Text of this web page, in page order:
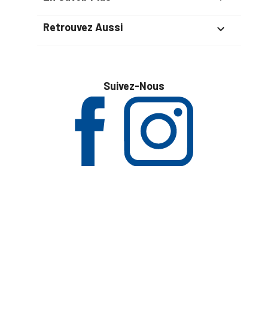
Retrouvez Aussi 
Suivez-Nous